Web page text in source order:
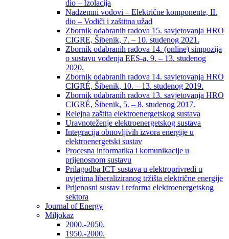
dio – Izolacija
Nadzemni vodovi – Električne komponente, II.
dio – Vodiči i zaštitna užad
Zbornik odabranih radova 15. savjetovanja HRO
CIGRE, Šibenik, 7. – 10. studenog 2021.
Zbornik odabranih radova 14. (online) simpozija
o sustavu vođenja EES-a, 9. – 13. studenog
2020.
Zbornik odabranih radova 14. savjetovanja HRO
CIGRÉ, Šibenik, 10. – 13. studenog 2019.
Zbornik odabranih radova 13. savjetovanja HRO
CIGRÉ, Šibenik, 5. – 8. studenog 2017.
Relejna zaštita elektroenergetskog sustava
Uravnoteženje elektroenergetskog sustava
Integracija obnovljivih izvora energije u
elektroenergetski sustav
Procesna informatika i komunikacije u
prijenosnom sustavu
Prilagodba ICT sustava u elektroprivredi u
uvjetima liberaliziranog tržišta električne energije
Prijenosni sustav i reforma elektroenergetskog
sektora
Journal of Energy
Miljokaz
2000.-2050.
1950.-2000.